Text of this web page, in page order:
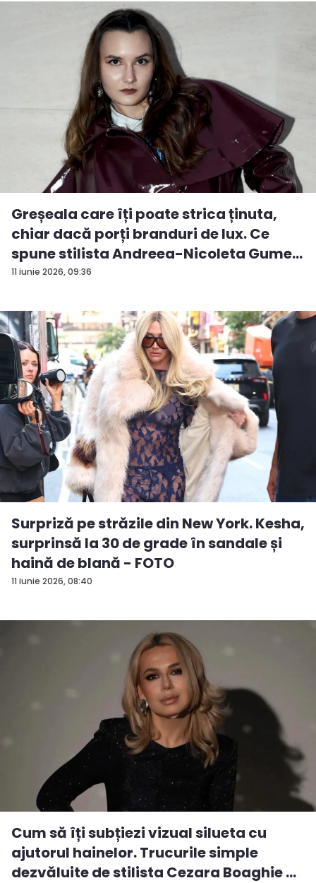
11 iunie 2026, 09:36
Greșeala care îți poate strica ținuta,
chiar dacă porți branduri de lux. Ce
spune stilista Andreea-Nicoleta Gume...
11 iunie 2026, 08:40
Surpriză pe străzile din New York. Kesha,
surprinsă la 30 de grade în sandale și
haină de blană - FOTO
Cum să îți subțiezi vizual silueta cu
ajutorul hainelor. Trucurile simple
dezvăluite de stilista Cezara Boaghie ...